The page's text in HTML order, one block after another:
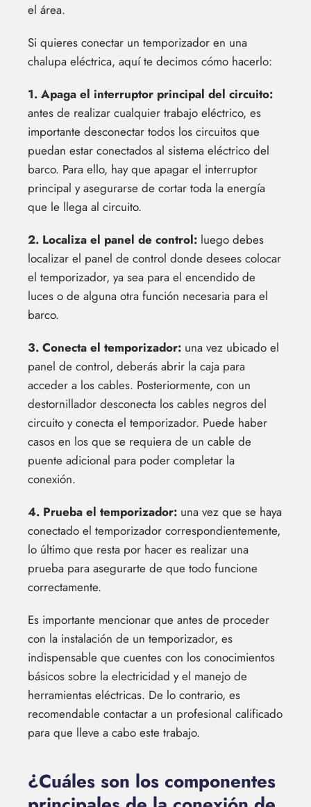
el área.
Si quieres conectar un temporizador en una
chalupa eléctrica, aquí te decimos cómo hacerlo:
1. Apaga el interruptor principal del circuito:
antes de realizar cualquier trabajo eléctrico, es
importante desconectar todos los circuitos que
puedan estar conectados al sistema eléctrico del
barco. Para ello, hay que apagar el interruptor
principal y asegurarse de cortar toda la energía
que le llega al circuito.
2. Localiza el panel de control: luego debes
localizar el panel de control donde desees colocar
el temporizador, ya sea para el encendido de
luces o de alguna otra función necesaria para el
barco.
3. Conecta el temporizador: una vez ubicado el
panel de control, deberás abrir la caja para
acceder a los cables. Posteriormente, con un
destornillador desconecta los cables negros del
circuito y conecta el temporizador. Puede haber
casos en los que se requiera de un cable de
puente adicional para poder completar la
conexión.
4. Prueba el temporizador: una vez que se haya
conectado el temporizador correspondientemente,
lo último que resta por hacer es realizar una
prueba para asegurarte de que todo funcione
correctamente.
Es importante mencionar que antes de proceder
con la instalación de un temporizador, es
indispensable que cuentes con los conocimientos
básicos sobre la electricidad y el manejo de
herramientas eléctricas. De lo contrario, es
recomendable contactar a un profesional calificado
para que lleve a cabo este trabajo.
¿Cuáles son los componentes